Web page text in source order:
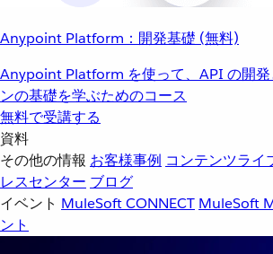
Anypoint Platform：開発基礎 (無料)
Anypoint Platform を使って、API の開発
ンの基礎を学ぶためのコース
無料で受講する
資料
その他の情報 お客様事例 コンテンツライ
レスセンター ブログ
イベント MuleSoft CONNECT MuleSoft
ント